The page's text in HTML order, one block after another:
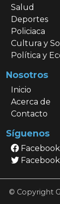
Salud
Deportes
Policiaca
Cultura y
Política y
Nosotros
Inicio
Acerca de
Contacto
Síguenos
Facebook
Facebook
© Copyright